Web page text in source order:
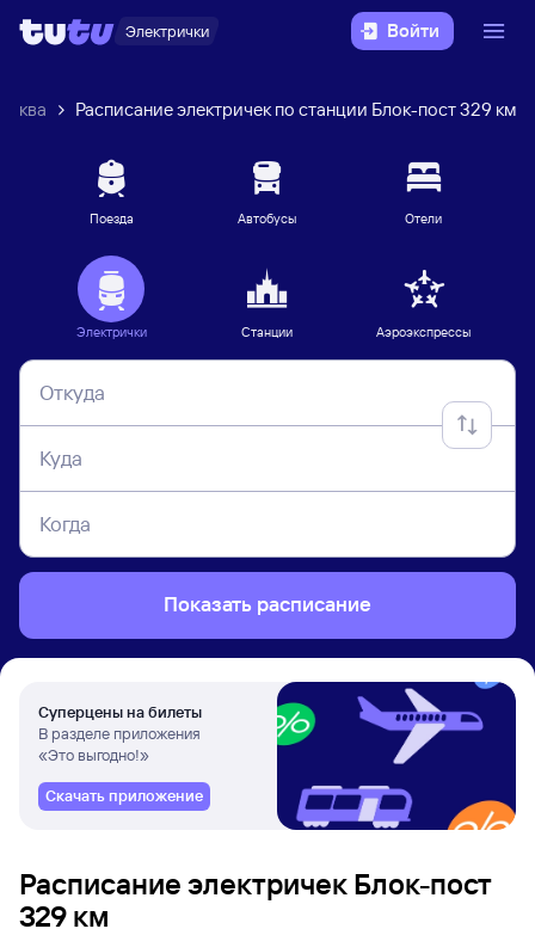
Электрички Войти
Расписание электричек по станции Блок-пост 329 км
Поезда Автобусы Отели
Электрички Станции Аэроэкспрессы
Откуда
Куда
Когда
Показать расписание
Суперцены на билеты
В разделе приложения
«Это выгодно!»
Скачать приложение
Расписание электричек Блок-пост
329 км